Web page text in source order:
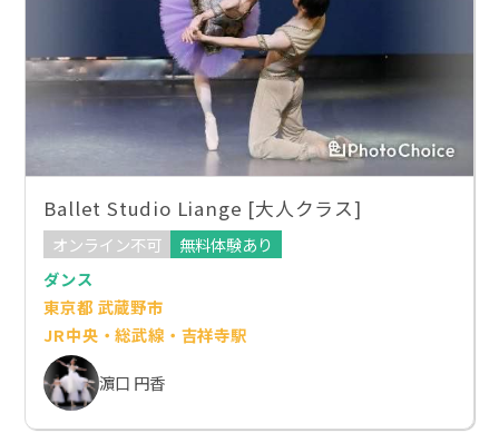
Ballet Studio Liange [大人クラス]
オンライン不可
無料体験あり
ダンス
東京都 武蔵野市
JR中央・総武線・吉祥寺駅
濵口 円香